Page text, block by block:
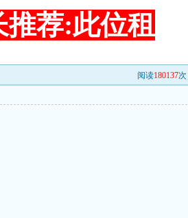
推荐:此位租
阅读180137次 |